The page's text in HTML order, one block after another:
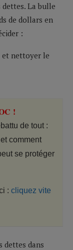
La bulle
de dollars en
:
et nettoyer le
!
de tout :
comment
se protéger
: cliquez vite
dettes dans